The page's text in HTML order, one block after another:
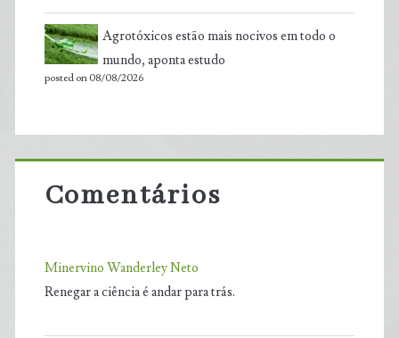
Agrotóxicos estão mais nocivos em todo o
mundo, aponta estudo
posted on 08/08/2026
Comentários
Minervino Wanderley Neto
Renegar a ciência é andar para trás.